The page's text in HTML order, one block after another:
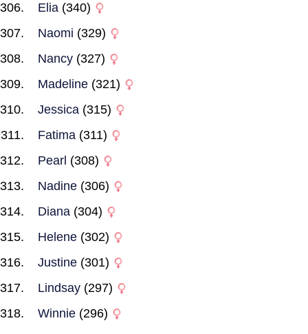
Elia (340)
Naomi (329)
Nancy (327)
Madeline (321)
Jessica (315)
Fatima (311)
Pearl (308)
Nadine (306)
Diana (304)
Helene (302)
Justine (301)
Lindsay (297)
Winnie (296)